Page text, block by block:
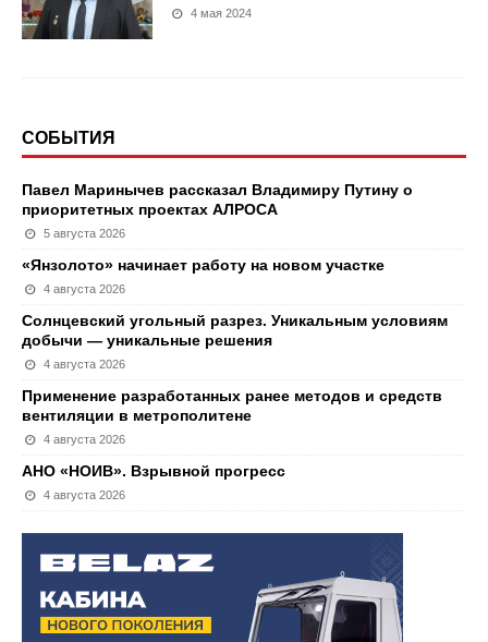
4 мая 2024
СОБЫТИЯ
Павел Маринычев рассказал Владимиру Путину о
приоритетных проектах АЛРОСА
5 августа 2026
«Янзолото» начинает работу на новом участке
4 августа 2026
Солнцевский угольный разрез. Уникальным условиям
добычи — уникальные решения
4 августа 2026
Применение разработанных ранее методов и средств
вентиляции в метрополитене
4 августа 2026
АНО «НОИВ». Взрывной прогресс
4 августа 2026